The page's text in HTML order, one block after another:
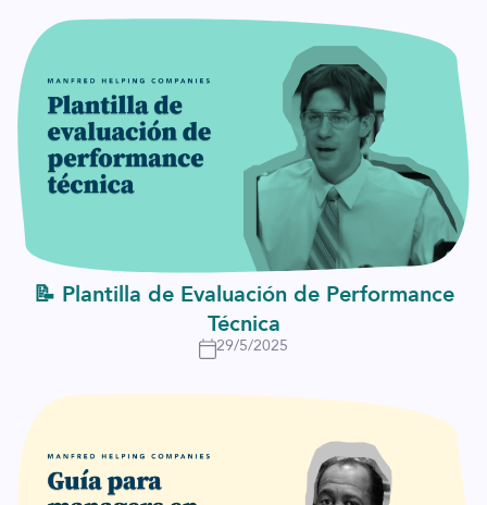
📝 Plantilla de Evaluación de Performance
Técnica
29/5/2025